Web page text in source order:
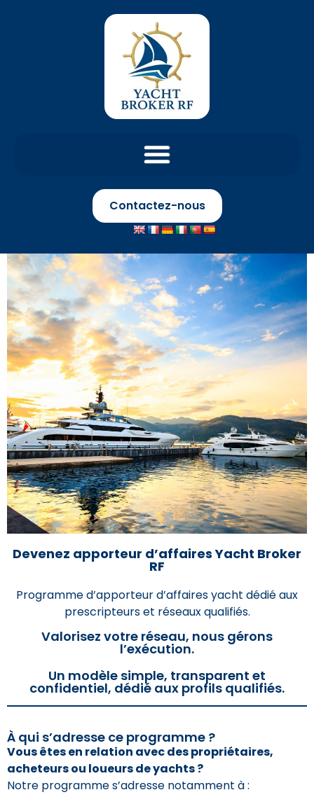
Contactez-nous
Devenez apporteur d’affaires Yacht Broker
RF
Programme d’apporteur d’affaires yacht dédié aux
prescripteurs et réseaux qualifiés.
Valorisez votre réseau, nous gérons
l’exécution.
Un modèle simple, transparent et
confidentiel, dédié aux profils qualifiés.
À qui s’adresse ce programme ?
Vous êtes en relation avec des propriétaires,
acheteurs ou loueurs de yachts ?
Notre programme s’adresse notamment à :